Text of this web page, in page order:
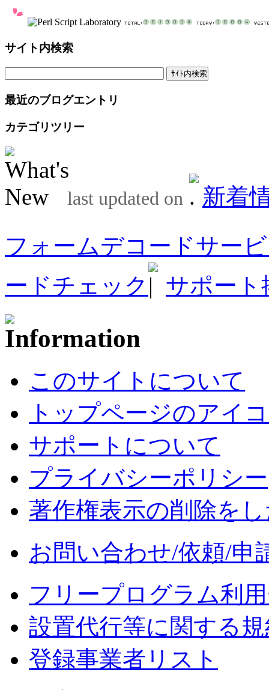
サイト内検索
最近のブログエントリ
カテゴリツリー
last updated on
新着
フォームデコードサー
ードチェック
サポート
このサイトについて
トップページのアイ
サポートについて
プライバシーポリシー
著作権表示の削除を
お問い合わせ/依頼/申
フリープログラム利
設置代行等に関する
登録事業者リスト